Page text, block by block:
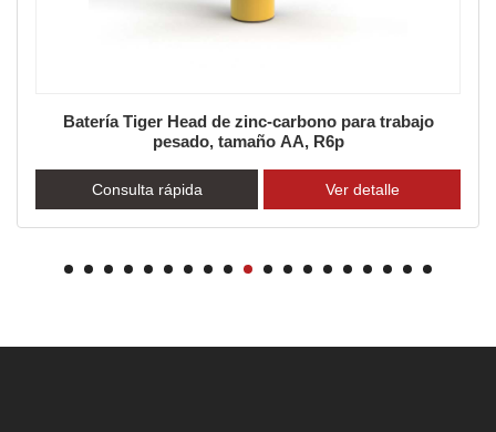
Batería de zinc-carbono Tiger Head para trabajo
pesado, tamaño D, R20p
Consulta rápida Ver detalle